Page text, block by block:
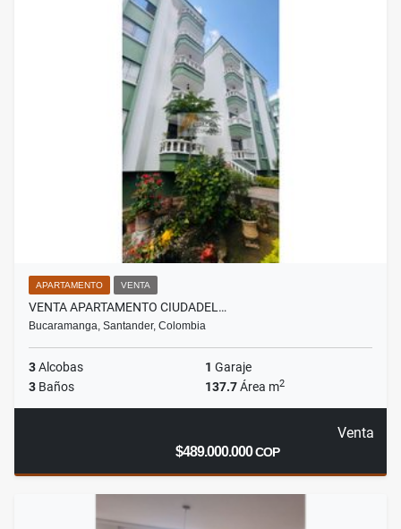
APARTAMENTO VENTA
VENTA APARTAMENTO CIUDADEL…
Bucaramanga, Santander, Colombia
3Alcobas 1 Garaje
3 Baños 137.7Área m2
Venta
$489.000.000COP